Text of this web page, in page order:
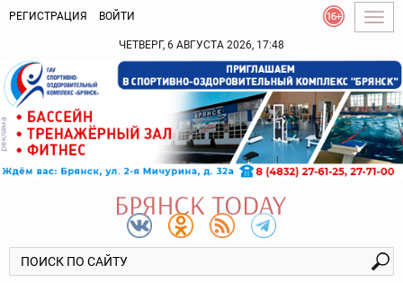
РЕГИСТРАЦИЯ ВОЙТИ
ЧЕТВЕРГ, 6 АВГУСТА 2026, 17:48